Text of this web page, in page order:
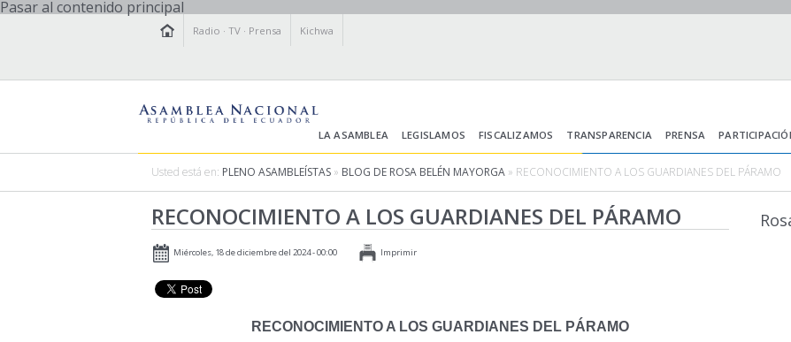
Pasar al contenido principal
Radio ·TV · Prensa Kichwa
LA ASAMBLEA LEGISLAMOS FISCALIZAMOS TRANSPARENCIA PRENSA
Usted está en: PLENO ASAMBLEÍSTAS » BLOG DE ROSA BELÉN MAYORGA » RECONOCIMIENTO A LOS GUARDIANES DEL PÁRAMO
RECONOCIMIENTO A LOS GUARDIANES DEL PÁRAMO
Miércoles, 18 de diciembre del 2024 - 00:00 Imprimir
RECONOCIMIENTO A LOS GUARDIANES DEL PÁRAMO